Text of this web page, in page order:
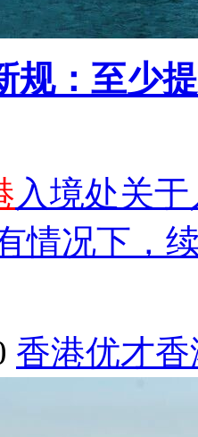
规：至少
入境处关
况下，
香港优才